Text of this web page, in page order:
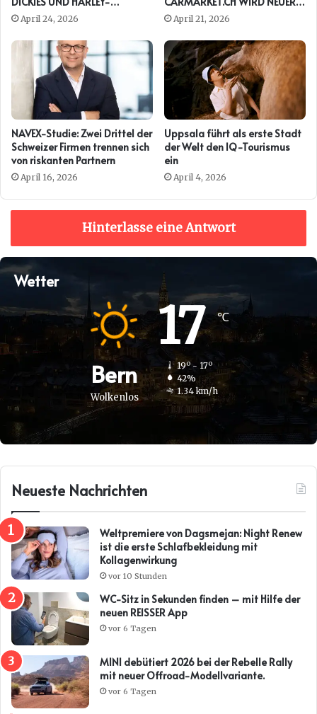
DAVIDSON ERNEUT
April 24, 2026
PRESENTING PARTNER DER
AUTO ZÜRICH
April 21, 2026
NAVEX-Studie: Zwei Drittel der
Schweizer Firmen trennen sich
von riskanten Partnern
April 16, 2026
Uppsala führt als erste Stadt
der Welt den IQ-Tourismus
ein
April 4, 2026
Hinterlasse eine Antwort
Wetter
Bern
Wolkenlos
17℃
19º - 17º
42%
1.34 km/h
Neueste Nachrichten
Weltpremiere von Dagsmejan: Night Renew
ist die erste Schlafbekleidung mit
Kollagenwirkung
vor 10 Stunden
WC-Sitz in Sekunden finden – mit Hilfe der
neuen REISSER App
vor 6 Tagen
MINI debütiert 2026 bei der Rebelle Rally
mit neuer Offroad-Modellvariante.
vor 6 Tagen